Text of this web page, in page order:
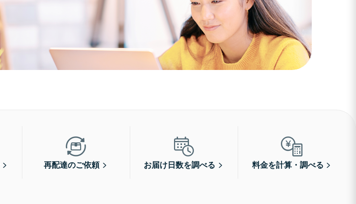
再配達のご依頼 お届け日数を調べる 料金を計算・調べる